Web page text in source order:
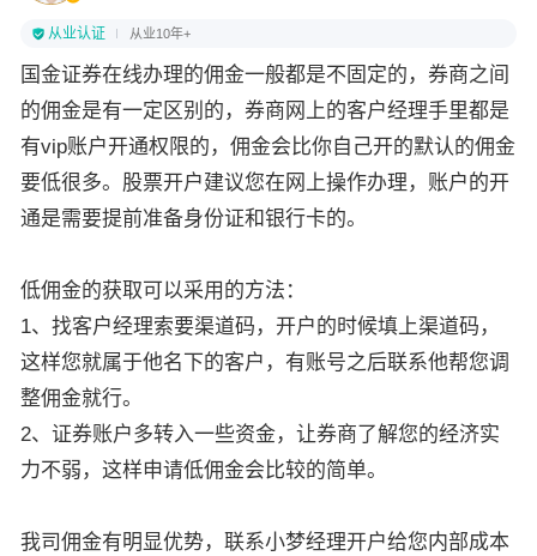
从业认证 从业10年+
国金证券在线办理的佣金一般都是不固定的，券商之间
的佣金是有一定区别的，券商网上的客户经理手里都是
有vip账户开通权限的，佣金会比你自己开的默认的佣金
要低很多。股票开户建议您在网上操作办理，账户的开
通是需要提前准备身份证和银行卡的。
低佣金的获取可以采用的方法：
1、找客户经理索要渠道码，开户的时候填上渠道码，
这样您就属于他名下的客户，有账号之后联系他帮您调
整佣金就行。
2、证券账户多转入一些资金，让券商了解您的经济实
力不弱，这样申请低佣金会比较的简单。
我司佣金有明显优势，联系小梦经理开户给您内部成本